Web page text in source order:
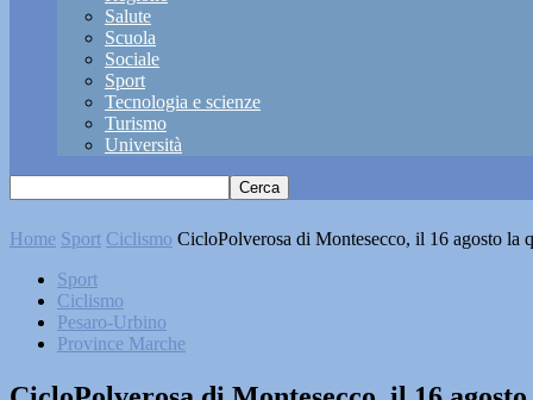
Salute
Scuola
Sociale
Sport
Tecnologia e scienze
Turismo
Università
Home Sport Ciclismo CicloPolverosa di Montesecco, il 16 agosto la
Sport
Ciclismo
Pesaro-Urbino
Province Marche